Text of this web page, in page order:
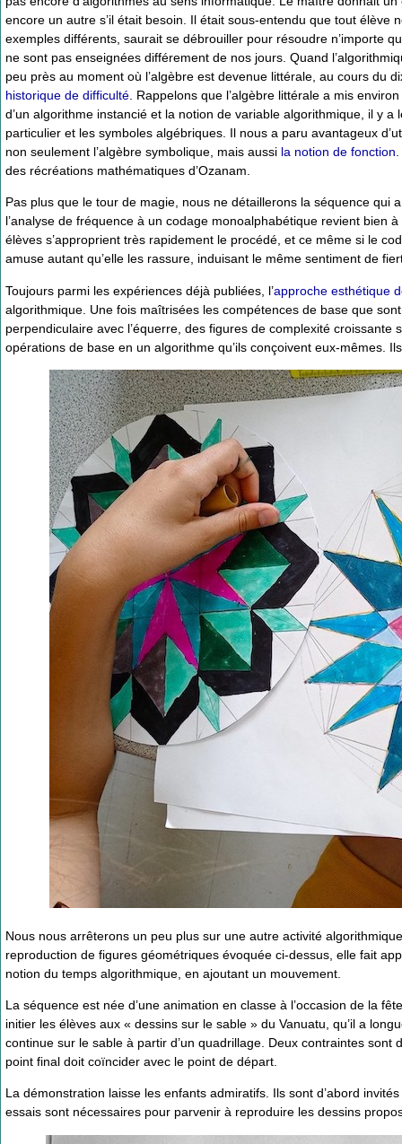
encore un autre s’il était besoin. Il était sous-entendu que tout élève
exemples différents, saurait se débrouiller pour résoudre n’importe
ne sont pas enseignées différement de nos jours. Quand
peu près au moment où l’algèbre est devenue littérale, au cours du
historique de difficulté . Rappelons que l’algèbre littérale a mis
d’un algorithme instancié et la notion de variable algorithmique, il y
particulier et les symboles algébriques. Il nous a paru avantageux
non seulement l’algèbre symbolique, mais aussi la notion de fonction
des récréations mathématiques d’Ozanam.
Pas plus que le tour de magie, nous ne détaillerons la séquence qui
l’analyse de fréquence à un codage monoalphabétique revient bien
élèves s’approprient très rapidement le procédé, et ce même si le
amuse autant qu’elle les rassure, induisant le même sentiment de
Toujours parmi les expériences déjà publiées, l’approche esthétique
algorithmique. Une fois maîtrisées les compétences de base que
perpendiculaire avec l’équerre, des figures de complexité
opérations de base en un algorithme qu’ils conçoivent eux-mêmes.
Nous nous arrêterons un peu plus sur une autre activité
reproduction de figures géométriques évoquée ci-dessus, elle fait
notion du temps algorithmique, en ajoutant un mouvement.
La séquence est née d’une animation en classe à l’occasion de la
initier les élèves aux « dessins sur le sable » du Vanuatu, qu’il a
continue sur le sable à partir d’un quadrillage. Deux contraintes
point final doit coïncider avec le point de départ.
La démonstration laisse les enfants admiratifs. Ils sont d’abord
essais sont nécessaires pour parvenir à reproduire les dessins